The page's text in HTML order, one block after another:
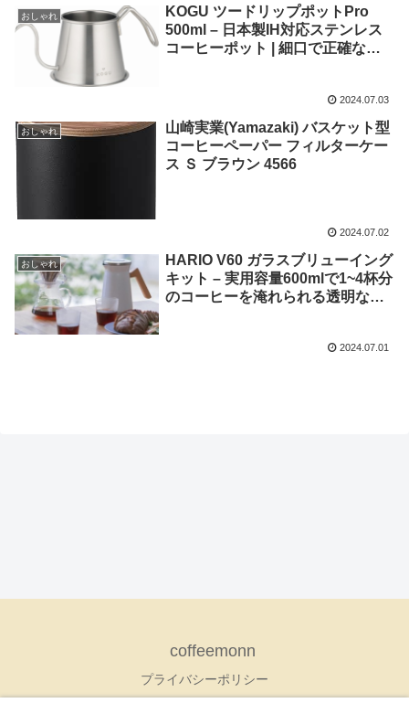
おしゃれ
KOGU ツードリップポットPro
500ml – 日本製IH対応ステンレス
コーヒーポット | 細口で正確なド
2024.07.03
おしゃれ
山崎実業(Yamazaki) バスケット型
コーヒーペーパー フィルターケー
ス Ｓ ブラウン 4566
2024.07.02
おしゃれ
HARIO V60 ガラスブリューイング
キット – 実用容量600mlで1~4杯分
のコーヒーを淹れられる透明な耐
2024.07.01
coffeemonn
プライバシーポリシー